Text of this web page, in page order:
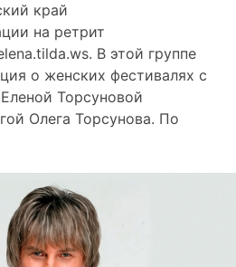
край
на ретрит
В этой группе
о женских фестивалях с
Торсуновой
Олега Торсунова. По